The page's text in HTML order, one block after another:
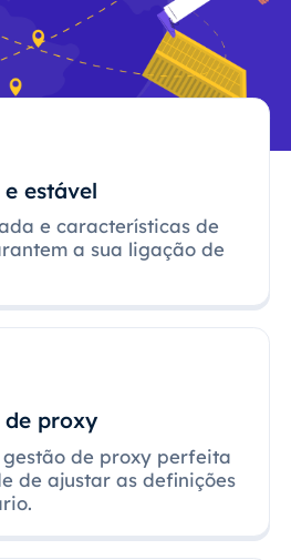
estável
e características de
a sua ligação de
de proxy
gestão de proxy perfeita
de ajustar as definições